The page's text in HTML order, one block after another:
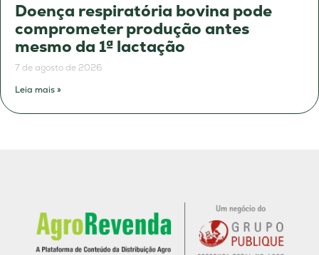
Doença respiratória bovina pode
comprometer produção antes
mesmo da 1ª lactação
7 de agosto de 2026
Leia mais »